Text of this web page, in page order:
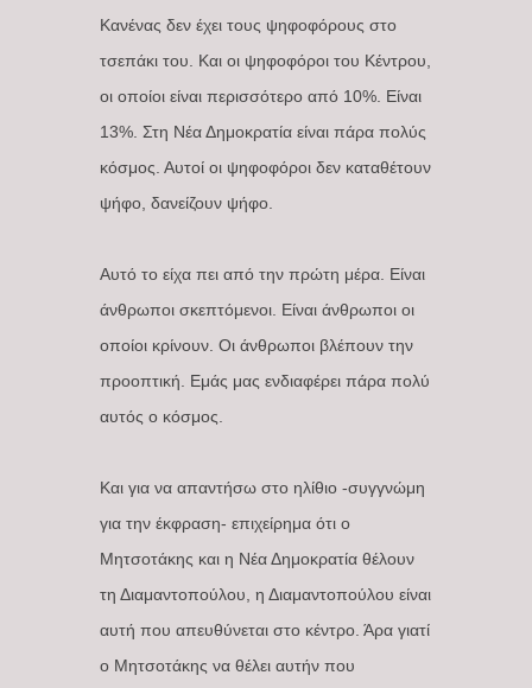
Κανένας δεν έχει τους ψηφοφόρους στο
τσεπάκι του. Και οι ψηφοφόροι του Κέντρου,
οι οποίοι είναι περισσότερο από 10%. Είναι
13%. Στη Νέα Δημοκρατία είναι πάρα πολύς
κόσμος. Αυτοί οι ψηφοφόροι δεν καταθέτουν
ψήφο, δανείζουν ψήφο.
Αυτό το είχα πει από την πρώτη μέρα. Είναι
άνθρωποι σκεπτόμενοι. Είναι άνθρωποι οι
οποίοι κρίνουν. Οι άνθρωποι βλέπουν την
προοπτική. Εμάς μας ενδιαφέρει πάρα πολύ
αυτός ο κόσμος.
Και για να απαντήσω στο ηλίθιο -συγγνώμη
για την έκφραση- επιχείρημα ότι ο
Μητσοτάκης και η Νέα Δημοκρατία θέλουν
τη Διαμαντοπούλου, η Διαμαντοπούλου είναι
αυτή που απευθύνεται στο κέντρο. Άρα γιατί
ο Μητσοτάκης να θέλει αυτήν που